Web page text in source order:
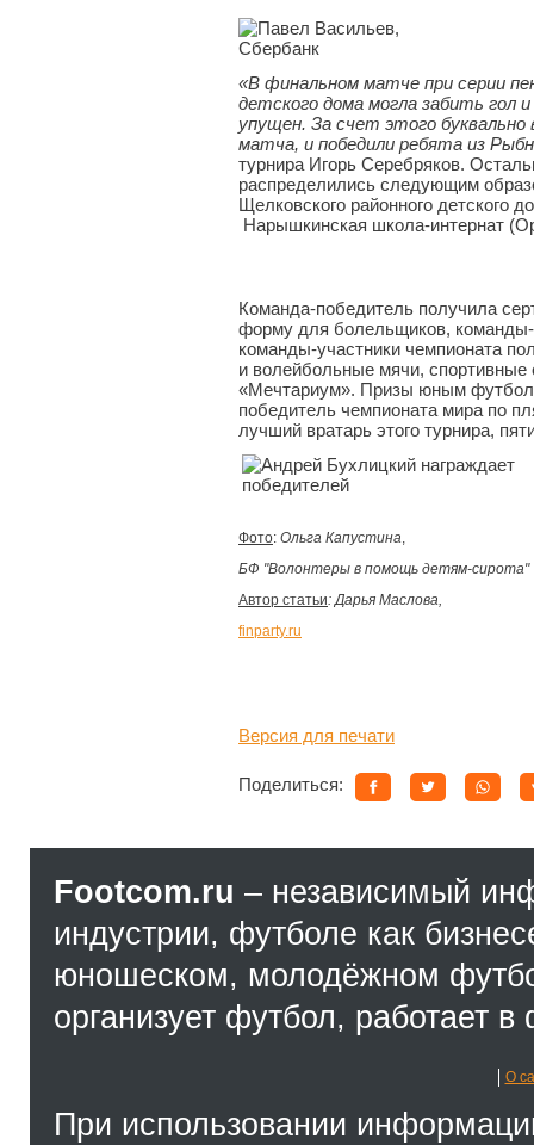
«В финальном матче при серии
детского дома могла забить гол
упущен. За счет этого буквально
матча, и победили ребята из
турнира Игорь Серебряков.
распределились следующим
Щелковского районного детского
Нарышкинская школа-интернат
Команда-победитель получила
форму для болельщиков,
команды-участники чемпионата
и волейбольные мячи, спортивные
«Мечтариум». Призы юным
победитель чемпионата мира по
лучший вратарь этого турнира,
Фото: Ольга Капустина,
БФ "Волонтеры в помощь детям-сирота"
Автор статьи: Дарья Маслова,
finparty.ru
Версия для печати
Поделиться:
Footcom.ru – независимый
индустрии, футболе как
юношеском, молодёжном
организует футбол, работает
О
При использовании